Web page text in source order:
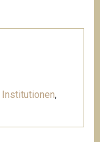
Institutionen,